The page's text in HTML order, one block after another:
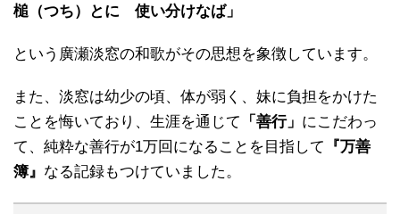
槌（つち）とに 使い分けなば」
という廣瀬淡窓の和歌がその思想を象徴しています。
また、淡窓は幼少の頃、体が弱く、妹に負担をかけた
ことを悔いており、生涯を通じて
「善行」 にこだわっ
て、純粋な善行が1万回になることを目指して
『万善
簿』 なる記録もつけていました。